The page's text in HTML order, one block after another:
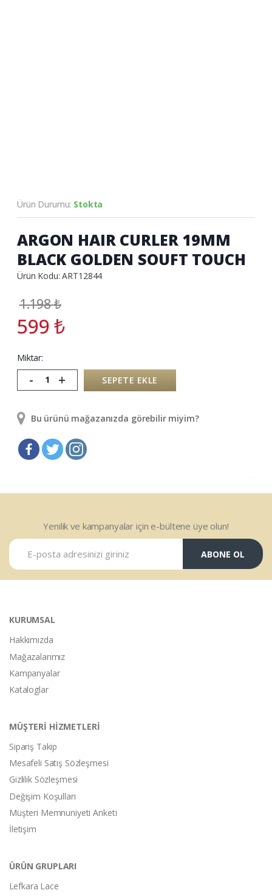
Ürün Durumu: Stokta
ARGON HAIR CURLER 19MM
BLACK GOLDEN SOUFT TOUCH
Ürün Kodu: ART12844
1.198₺
599₺
Miktar:
- + SEPETE EKLE
Bu ürünü mağazanızda görebilir miyim?
Yenilik ve kampanyalar için e-bültene üye olun!
ABONE OL
KURUMSAL
Hakkımızda
Mağazalarımız
Kampanyalar
Kataloglar
MÜŞTERİ HİZMETLERİ
Sipariş Takip
Mesafeli Satış Sözleşmesi
Gizlilik Sözleşmesi
Değişim Koşulları
Müşteri Memnuniyeti Anketi
İletişim
ÜRÜN GRUPLARI
Lefkara Lace